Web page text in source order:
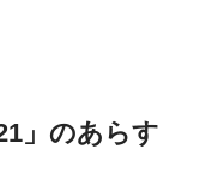
」のあらす